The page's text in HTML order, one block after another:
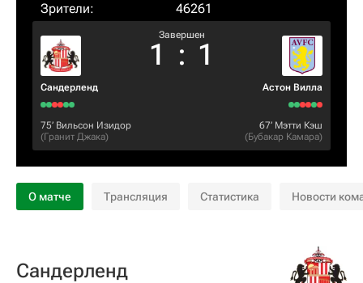
Зрители:
46261
Сандерленд
Завершен
1 : 1
Астон Вилла
75‎’‎ Вильсон Изидор
(Гранит Джака)
67‎’‎ Мэтти Кэш
(Бубакар Камара)
О матче Трансляция Статистика Новости
Сандерленд